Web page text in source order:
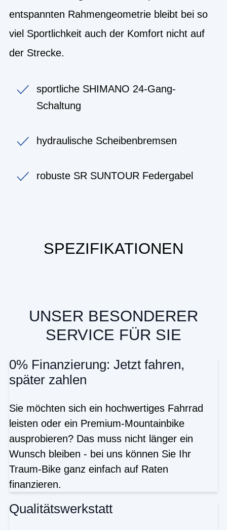
entspannten Rahmengeometrie bleibt bei so
viel Sportlichkeit auch der Komfort nicht auf
der Strecke.
sportliche SHIMANO 24-Gang-
Schaltung
hydraulische Scheibenbremsen
robuste SR SUNTOUR Federgabel
SPEZIFIKATIONEN
UNSER BESONDERER
SERVICE FÜR SIE
0% Finanzierung: Jetzt fahren,
später zahlen
Sie möchten sich ein hochwertiges Fahrrad
leisten oder ein Premium-Mountainbike
ausprobieren? Das muss nicht länger ein
Wunsch bleiben - bei uns können Sie Ihr
Traum-Bike ganz einfach auf Raten
finanzieren.
Qualitätswerkstatt